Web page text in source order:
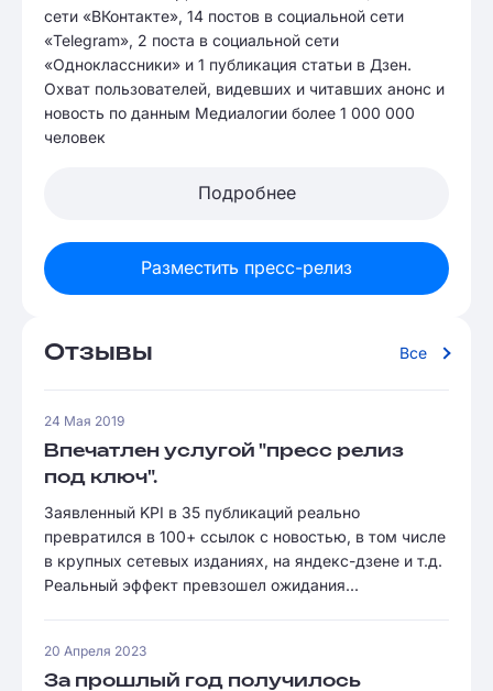
сети «ВКонтакте», 14 постов в социальной сети
«Telegram», 2 поста в социальной сети
«Одноклассники» и 1 публикация статьи в Дзен.
Охват пользователей, видевших и читавших анонс и
новость по данным Медиалогии более 1 000 000
человек
Подробнее
Разместить пресс-релиз
Отзывы Все
24 Мая 2019
Впечатлен услугой "пресс релиз
под ключ".
Заявленный KPI в 35 публикаций реально
превратился в 100+ ссылок с новостью, в том числе
в крупных сетевых изданиях, на яндекс-дзене и т.д.
Реальный эффект превзошел ожидания...
20 Апреля 2023
За прошлый год получилось